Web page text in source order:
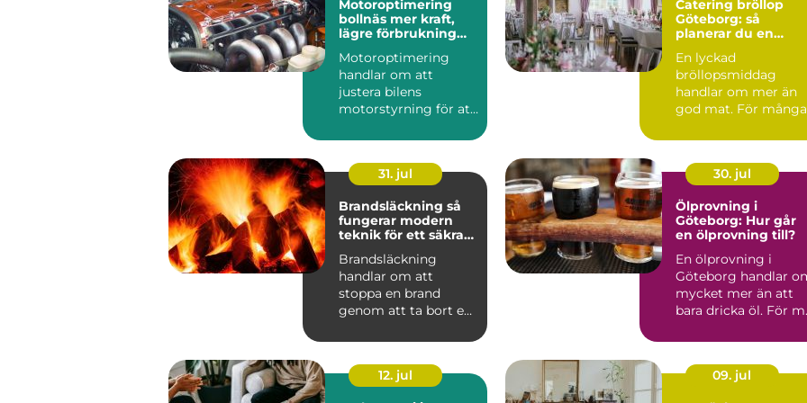
Motoroptimering
bollnäs mer kraft,
lägre förbrukning
Motoroptimering
handlar om att
justera bilens
motorstyrning för att
gasrespons ...
Catering bröllop
Göteborg: så
planerar du en
bröllopsmiddag
En lyckad
bröllopsmiddag
handlar om mer än
god mat. För många
31. jul
Brandsläckning så
fungerar modern
teknik för ett säkrare
Brandsläckning
handlar om att
stoppa en brand
genom att ta bort en
förutsättningarna ...
30. jul
Ölprovning i
Göteborg: Hur går
en ölprovning till?
En ölprovning i
Göteborg handlar
mycket mer än att
bara dricka öl. För
12. jul
09. jul